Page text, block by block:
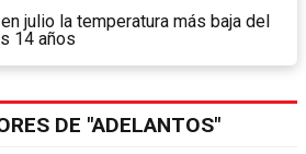
julio la temperatura más baja del
14 años
DE "ADELANTOS"